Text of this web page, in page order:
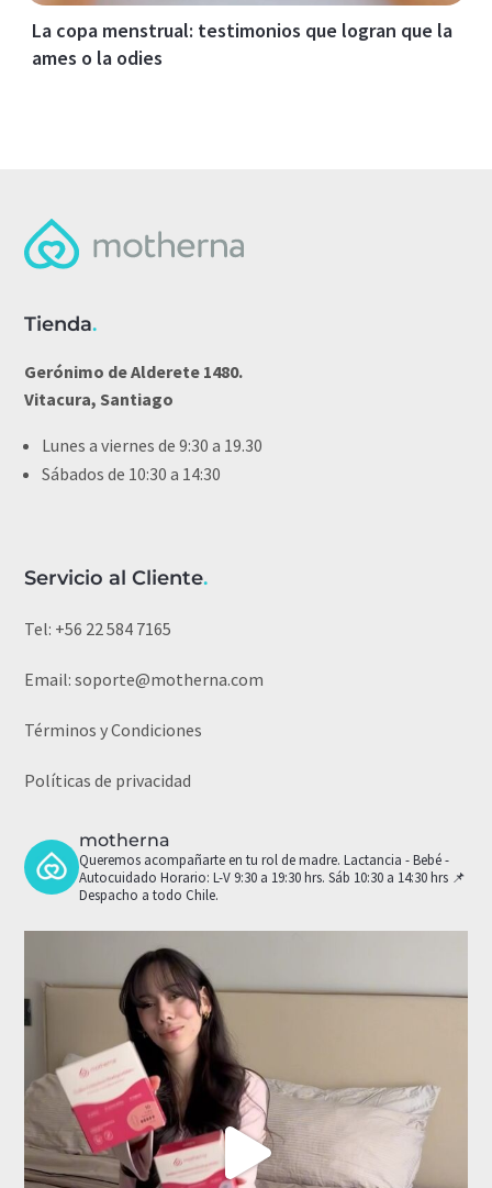
La copa menstrual: testimonios que logran que la
ames o la odies
Tienda.
Gerónimo de Alderete 1480.
Vitacura, Santiago
Lunes a viernes de 9:30 a 19.30
Sábados de 10:30 a 14:30
Servicio al Cliente.
Tel: +56 22 584 7165
Email:soporte@motherna.com
Términos y Condiciones
Políticas de privacidad
motherna
Queremos acompañarte en tu rol de madre. Lactancia - Bebé -
Autocuidado Horario: L-V 9:30 a 19:30 hrs. Sáb 10:30 a 14:30 hrs 📌
Despacho a todo Chile.